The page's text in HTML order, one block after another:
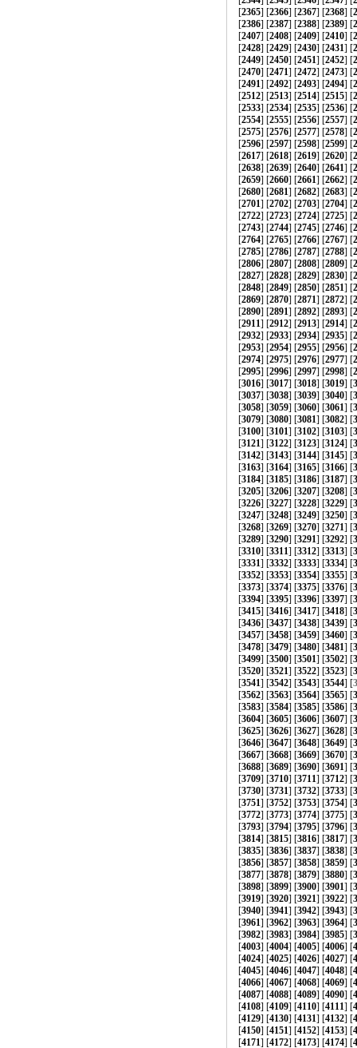
[2365] [2366] [2367] [2368] [
[2386] [2387] [2388] [2389] [
[2407] [2408] [2409] [2410] [
[2428] [2429] [2430] [2431] [
[2449] [2450] [2451] [2452] [
[2470] [2471] [2472] [2473] [
[2491] [2492] [2493] [2494] [
[2512] [2513] [2514] [2515] [
[2533] [2534] [2535] [2536] [
[2554] [2555] [2556] [2557] [
[2575] [2576] [2577] [2578] [
[2596] [2597] [2598] [2599] [
[2617] [2618] [2619] [2620] [
[2638] [2639] [2640] [2641] [
[2659] [2660] [2661] [2662] [
[2680] [2681] [2682] [2683] [
[2701] [2702] [2703] [2704] [
[2722] [2723] [2724] [2725] [
[2743] [2744] [2745] [2746] [
[2764] [2765] [2766] [2767] [
[2785] [2786] [2787] [2788] [
[2806] [2807] [2808] [2809] [
[2827] [2828] [2829] [2830] [
[2848] [2849] [2850] [2851] [
[2869] [2870] [2871] [2872] [
[2890] [2891] [2892] [2893] [
[2911] [2912] [2913] [2914] [
[2932] [2933] [2934] [2935] [
[2953] [2954] [2955] [2956] [
[2974] [2975] [2976] [2977] [
[2995] [2996] [2997] [2998] [
[3016] [3017] [3018] [3019] [
[3037] [3038] [3039] [3040] [
[3058] [3059] [3060] [3061] [
[3079] [3080] [3081] [3082] [
[3100] [3101] [3102] [3103] [
[3121] [3122] [3123] [3124] [
[3142] [3143] [3144] [3145] [
[3163] [3164] [3165] [3166] [
[3184] [3185] [3186] [3187] [
[3205] [3206] [3207] [3208] [
[3226] [3227] [3228] [3229] [
[3247] [3248] [3249] [3250] [
[3268] [3269] [3270] [3271] [
[3289] [3290] [3291] [3292] [
[3310] [3311] [3312] [3313] [
[3331] [3332] [3333] [3334] [
[3352] [3353] [3354] [3355] [
[3373] [3374] [3375] [3376] [
[3394] [3395] [3396] [3397] [
[3415] [3416] [3417] [3418] [
[3436] [3437] [3438] [3439] [
[3457] [3458] [3459] [3460] [
[3478] [3479] [3480] [3481] [
[3499] [3500] [3501] [3502] [
[3520] [3521] [3522] [3523] [
[3541] [3542] [3543] [3544] [
[3562] [3563] [3564] [3565] [
[3583] [3584] [3585] [3586] [
[3604] [3605] [3606] [3607] [
[3625] [3626] [3627] [3628] [
[3646] [3647] [3648] [3649] [
[3667] [3668] [3669] [3670] [
[3688] [3689] [3690] [3691] [
[3709] [3710] [3711] [3712] [
[3730] [3731] [3732] [3733] [
[3751] [3752] [3753] [3754] [
[3772] [3773] [3774] [3775] [
[3793] [3794] [3795] [3796] [
[3814] [3815] [3816] [3817] [
[3835] [3836] [3837] [3838] [
[3856] [3857] [3858] [3859] [
[3877] [3878] [3879] [3880] [
[3898] [3899] [3900] [3901] [
[3919] [3920] [3921] [3922] [
[3940] [3941] [3942] [3943] [
[3961] [3962] [3963] [3964] [
[3982] [3983] [3984] [3985] [
[4003] [4004] [4005] [4006] [
[4024] [4025] [4026] [4027] [
[4045] [4046] [4047] [4048] [
[4066] [4067] [4068] [4069] [
[4087] [4088] [4089] [4090] [
[4108] [4109] [4110] [4111] [
[4129] [4130] [4131] [4132] [
[4150] [4151] [4152] [4153] [
[4171] [4172] [4173] [4174] [